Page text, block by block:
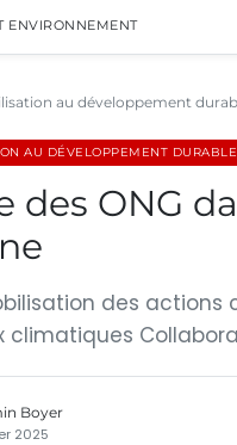
ENVIRONNEMENT
au développement
AU DÉVELOPPEMENT DURABLE
des ONG
des
climatiques
Boyer
2025